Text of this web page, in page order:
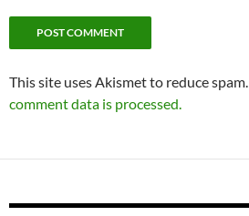
This site uses Akismet to reduce spam.
comment data is processed.